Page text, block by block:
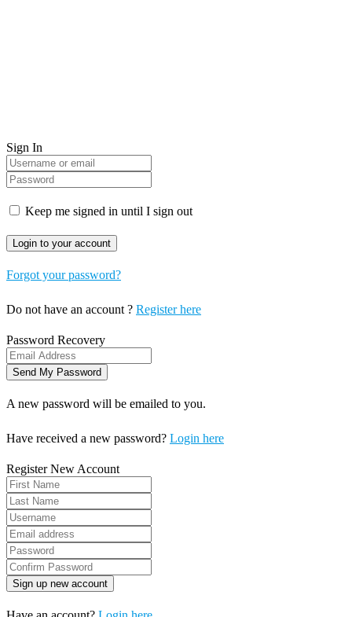
Sign In
Keep me signed in until I sign out
Forgot your password?
Do not have an account ? Register here
Password Recovery
A new password will be emailed to you.
Have received a new password? Login here
Register New Account